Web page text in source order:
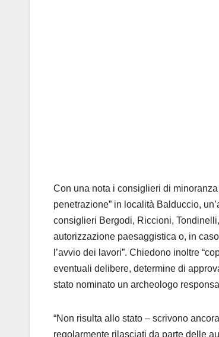
Con una nota i consiglieri di minoranza
penetrazione” in località Balduccio,
consiglieri Bergodi, Riccioni,
autorizzazione paesaggistica o, in
l’avvio dei lavori”. Chiedono inoltre
eventuali delibere, determine di
stato nominato un archeologo
“Non risulta allo stato – scrivono
regolarmente rilasciati da parte delle